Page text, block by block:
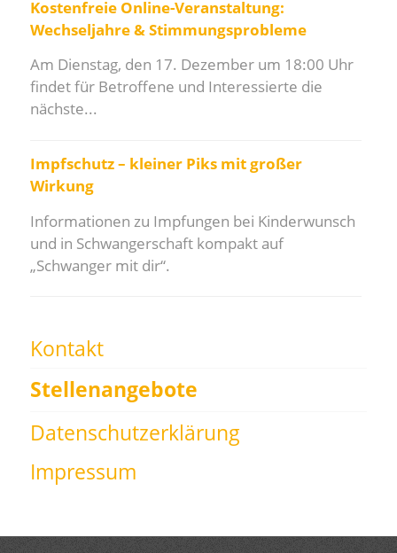
Kostenfreie Online-Veranstaltung:
Wechseljahre & Stimmungsprobleme
Am Dienstag, den 17. Dezember um 18:00 Uhr
findet für Betroffene und Interessierte die
nächste...
Impfschutz – kleiner Piks mit großer
Wirkung
Informationen zu Impfungen bei Kinderwunsch
und in Schwangerschaft kompakt auf
„Schwanger mit dir“.
Kontakt
Stellenangebote
Datenschutzerklärung
Impressum